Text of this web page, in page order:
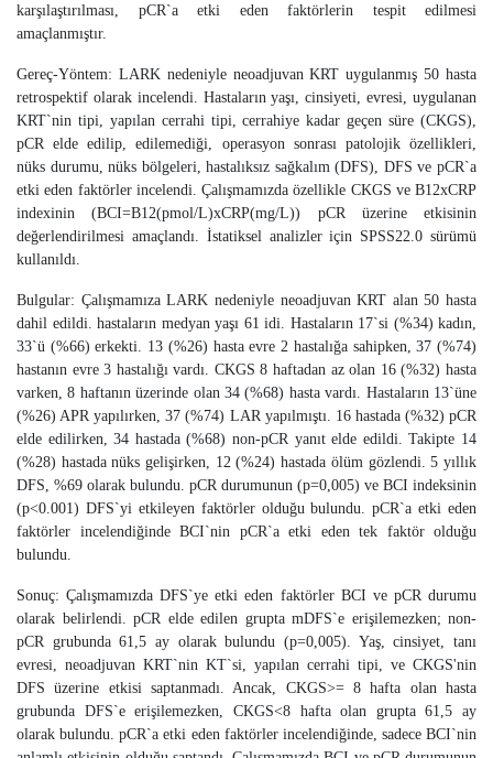
karşılaştırılması, pCR`a etki eden faktörlerin tespit edilmesi
amaçlanmıştır.
Gereç-Yöntem: LARK nedeniyle neoadjuvan KRT uygulanmış 50 hasta
retrospektif olarak incelendi. Hastaların yaşı, cinsiyeti, evresi, uygulanan
KRT`nin tipi, yapılan cerrahi tipi, cerrahiye kadar geçen süre (CKGS),
pCR elde edilip, edilemediği, operasyon sonrası patolojik özellikleri,
nüks durumu, nüks bölgeleri, hastalıksız sağkalım (DFS), DFS ve pCR`a
etki eden faktörler incelendi. Çalışmamızda özellikle CKGS ve B12xCRP
indexinin (BCI=B12(pmol/L)xCRP(mg/L)) pCR üzerine etkisinin
değerlendirilmesi amaçlandı. İstatiksel analizler için SPSS22.0 sürümü
kullanıldı.
Bulgular: Çalışmamıza LARK nedeniyle neoadjuvan KRT alan 50 hasta
dahil edildi. hastaların medyan yaşı 61 idi. Hastaların 17`si (%34) kadın,
33`ü (%66) erkekti. 13 (%26) hasta evre 2 hastalığa sahipken, 37 (%74)
hastanın evre 3 hastalığı vardı. CKGS 8 haftadan az olan 16 (%32) hasta
varken, 8 haftanın üzerinde olan 34 (%68) hasta vardı. Hastaların 13`üne
(%26) APR yapılırken, 37 (%74) LAR yapılmıştı. 16 hastada (%32) pCR
elde edilirken, 34 hastada (%68) non-pCR yanıt elde edildi. Takipte 14
(%28) hastada nüks gelişirken, 12 (%24) hastada ölüm gözlendi. 5 yıllık
DFS, %69 olarak bulundu. pCR durumunun (p=0,005) ve BCI indeksinin
(p<0.001) DFS`yi etkileyen faktörler olduğu bulundu. pCR`a etki eden
faktörler incelendiğinde BCI`nin pCR`a etki eden tek faktör olduğu
bulundu.
Sonuç: Çalışmamızda DFS`ye etki eden faktörler BCI ve pCR durumu
olarak belirlendi. pCR elde edilen grupta mDFS`e erişilemezken; non-
pCR grubunda 61,5 ay olarak bulundu (p=0,005). Yaş, cinsiyet, tanı
evresi, neoadjuvan KRT`nin KT`si, yapılan cerrahi tipi, ve CKGS'nin
DFS üzerine etkisi saptanmadı. Ancak, CKGS>= 8 hafta olan hasta
grubunda DFS`e erişilemezken, CKGS<8 hafta olan grupta 61,5 ay
olarak bulundu. pCR`a etki eden faktörler incelendiğinde, sadece BCI`nin